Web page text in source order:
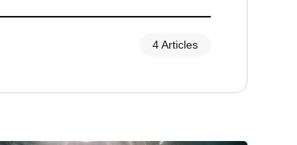
4 Articles